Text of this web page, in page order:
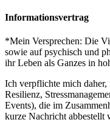
Informationsvertrag
*Mein Versprechen: Die
sowie auf psychisch und
ihr Leben als Ganzes in
Ich verpflichte mich
Resilienz,
Events), die im
kurze Nachricht abbestellt